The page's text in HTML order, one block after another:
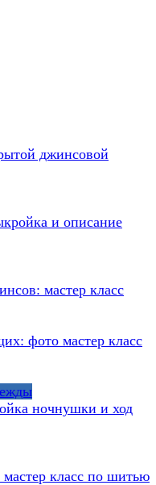
джинсовой
и описание
мастер класс
фото мастер класс
ночнушки и ход
класс по шитью